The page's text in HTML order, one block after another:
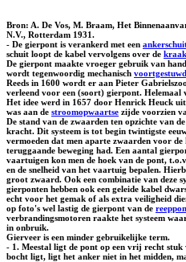
Bron: A. De Vos, M. Braam, Het
N.V., Rotterdam 1931.
- De gierpont is verankerd met een
schuit loopt de kabel vervolgens over de
De gierpont maakte vroeger gebruik van
wordt tegenwoordig mechanisch voortgestuwd
Reeds in 1600 wordt er aan Pieter
verleend voor een (soort) gierpont. Helemaal
Het idee werd in 1657 door Henrick Heuck
was aan de stroomopwaartse zijde voorzien
De stand van de zwaarden ten opzichte van
kracht. Dit systeem is tot begin twintigste
vermoeden dat men aparte zwaarden voor de
teruggaande beweging had. Een aantal
vaartuigen kon men de hoek van de pont,
en de snelheid van het vaartuig bepalen.
groot zwaard. Ook een combinatie van deze
gierponten hebben ook een geleide kabel
echt voor het gemak of als extra veiligheid
op foto's wel lastig de gierpont van de
verbrandingsmotoren raakte het systeem
in onbruik.
Gierveer is een minder gebruikelijke term.
- 1. Meestal ligt de pont op een vrij recht
bocht ligt, ligt het anker niet in het midden,